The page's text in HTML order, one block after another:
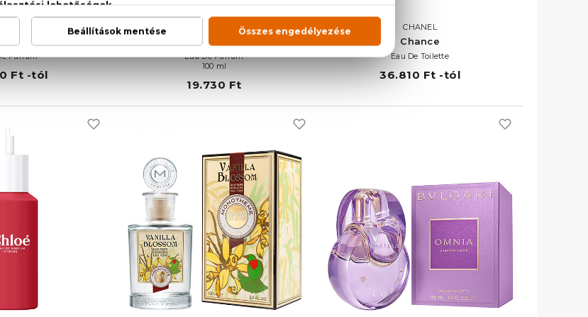
Rose-Pink
Parfum
Ft -tól
ROBERTO CAVALLI
Paradiso
Eau De Parfum
100 ml
19.730 Ft
CHANEL
Chance
Eau De Toilette
36.810 Ft -tól